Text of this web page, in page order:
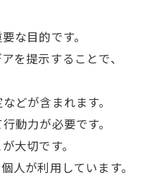
な目的です。
を提示することで、
どが含まれます。
動力が必要です。
大切です。
人が利用しています。